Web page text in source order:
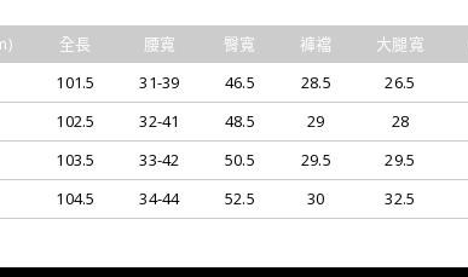
全長 腰寬 臀寬 褲襠 大腿寬
101.5 31-39 46.5 28.5 26.5
102.5 32-41 48.5 29 28
103.5 33-42 50.5 29.5 29.5
104.5 34-44 52.5 30 32.5